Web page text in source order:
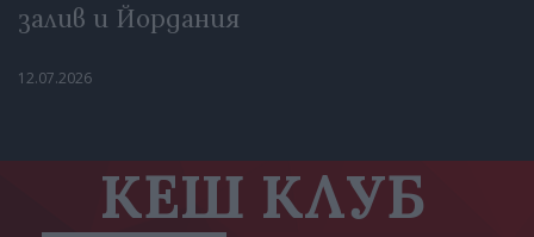
залив и Йордания
12.07.2026
КЕШ КЛУБ